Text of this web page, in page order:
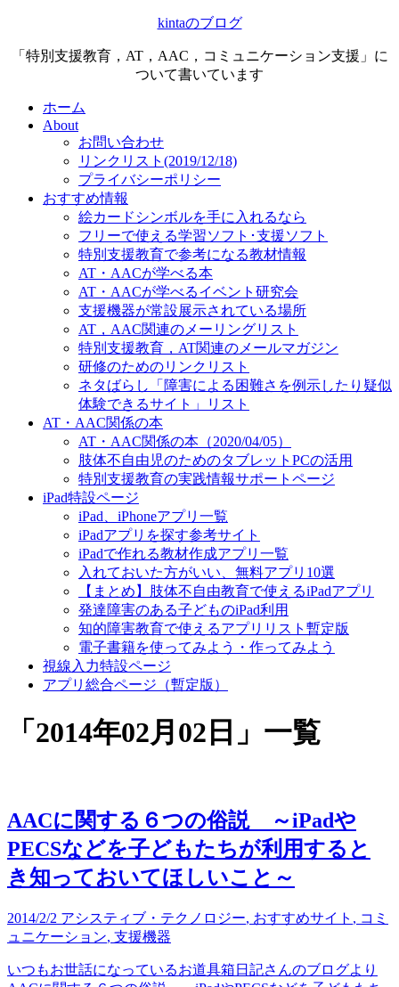
kintaのブログ
「特別支援教育，AT，AAC，コミュニケーション支援」に
ついて書いています
ホーム
About
お問い合わせ
リンクリスト(2019/12/18)
プライバシーポリシー
おすすめ情報
絵カードシンボルを手に入れるなら
フリーで使える学習ソフト･支援ソフト
特別支援教育で参考になる教材情報
AT・AACが学べる本
AT・AACが学べるイベント研究会
支援機器が常設展示されている場所
AT，AAC関連のメーリングリスト
特別支援教育，AT関連のメールマガジン
研修のためのリンクリスト
ネタばらし「障害による困難さを例示したり疑似
体験できるサイト」リスト
AT・AAC関係の本
AT・AAC関係の本（2020/04/05）
肢体不自由児のためのタブレットPCの活用
特別支援教育の実践情報サポートページ
iPad特設ページ
iPad、iPhoneアプリ一覧
iPadアプリを探す参考サイト
iPadで作れる教材作成アプリ一覧
入れておいた方がいい、無料アプリ10選
【まとめ】肢体不自由教育で使えるiPadアプリ
発達障害のある子どものiPad利用
知的障害教育で使えるアプリリスト暫定版
電子書籍を使ってみよう・作ってみよう
視線入力特設ページ
アプリ総合ページ（暫定版）
「 2014年02月02日 」 一覧
AACに関する６つの俗説 ～iPadや
PECSなどを子どもたちが利用すると
き知っておいてほしいこと～
2014/2/2 アシスティブ・テクノロジー, おすすめサイト , コミ
ュニケーション, 支援機器
いつもお世話になっているお道具箱日記さんのブログより